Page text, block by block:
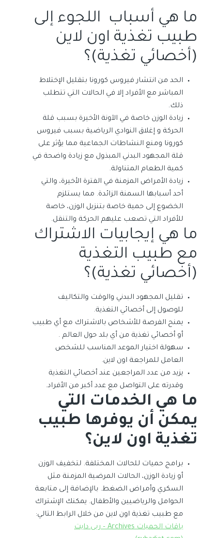
ما هي أسباب اللجوء إلى
طبيب تغذية اون لاين
(أخصائي تغذية)؟
الحد من انتشار فيروس كورونا بتقليل الإختلاط
المباشر مع الأفراد إلا في الحالات التي تتطلب
ذلك.
زيادة الوزن خاصة في الآونة الأخيرة بسبب قلة
الحركة و إغلاق النوادي الرياضية بسبب فيروس
كورونا ومنع النشاطات الجماعية مما يؤثر على
قلة المجهود البدني المبذول مع زيادة واضحة في
كمية الطعام المتناولة.
زيادة الأمراض المزمنة في الفترة الأخيرة، والتي
أحد أسبابها السمنة الزائدة. مما يستلزم
الخضوع إلى حمية خاصة بتنزيل الوزن، خاصة
للأفراد التي تصعب عليهم الحركة والتنقل.
ما هي إيجابيات الاشتراك
مع طبيب التغذية
(أخصائي تغذية)؟
تقليل المجهود البدني والوقت والتكاليف
للوصول إلى أخصائي التغذية.
يمنح الفرصة للأشخاص بالاشتراك مع أي طبيب
أو أخصائي تغذية من أي بلد حول العالم .
سهولة اختيار الموعد المناسب للشخص
العامل للمراجعة اون لاين.
يزيد من عدد المراجعين عند أخصائي التغذية
وقدرته على التواصل مع عدد أكبر من الأفراد.
ما هي الخدمات التي
يمكن أن يوفرها طبيب
تغذية اون لاين؟
برامج حميات للحالات المختلفة. لتخفيف الوزن
أو زيادة الوزن، الحالات المرضية المزمنة مثل
السكري وأمراض الضغط. بالإضافة إلى متابعة
الحوامل والرياضيين والأطفال. يمكنك الإشتراك
مع طبيب تغذية اون لاين من خلال الرابط التالي:
باقات الحميات Archives – ربى دايت